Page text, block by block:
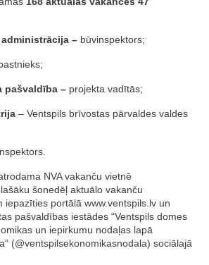
– būvinspektors;
pašvaldība – projekta vadītās;
– Ventspils brīvostas pārvaldes valdes
NVA vakanču vietnē
šonedēļ aktuālo vakanču
iepazīties portālā www.ventspils.lv un
pašvaldības iestādes “Ventspils domes
un iepirkumu nodaļas lapā
(@ventspilsekonomikasnodala) sociālajā